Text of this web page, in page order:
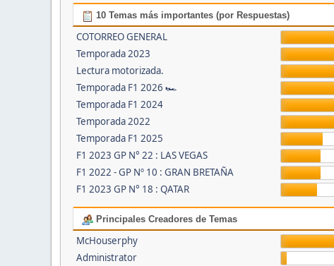
10 Temas más importantes (por Respuestas)
COTORREO GENERAL
Temporada 2023
Lectura motorizada.
Temporada F1 2026 🏎
Temporada F1 2024
Temporada 2022
Temporada F1 2025
F1 2023 GP N° 22 : LAS VEGAS
F1 2022 - GP Nº 10 : GRAN BRETAÑA
F1 2023 GP N° 18 : QATAR
Principales Creadores de Temas
McHouserphy
Administrator